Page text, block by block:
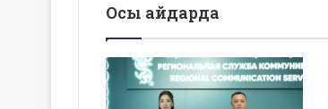
Осы айдарда